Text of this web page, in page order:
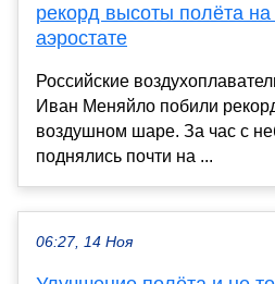
рекорд высоты полёта
аэростате
Российские
Иван Меняйло побили
воздушном шаре. За час с
поднялись почти на ...
06:27, 14 Ноя